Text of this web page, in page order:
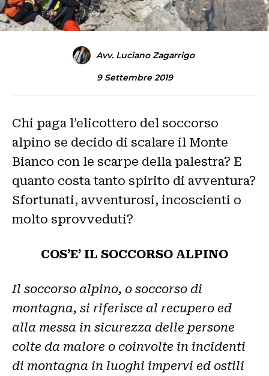
Avv. Luciano Zagarrigo
9 Settembre 2019
Chi paga l’elicottero del soccorso
alpino se decido di scalare il Monte
Bianco con le scarpe della palestra? E
quanto costa tanto spirito di avventura?
Sfortunati, avventurosi, incoscienti o
molto sprovveduti?
COS’E’ IL SOCCORSO ALPINO
Il soccorso alpino, o soccorso di
montagna, si riferisce al recupero ed
alla messa in sicurezza delle persone
colte da malore o coinvolte in incidenti
di montagna in luoghi impervi ed ostili